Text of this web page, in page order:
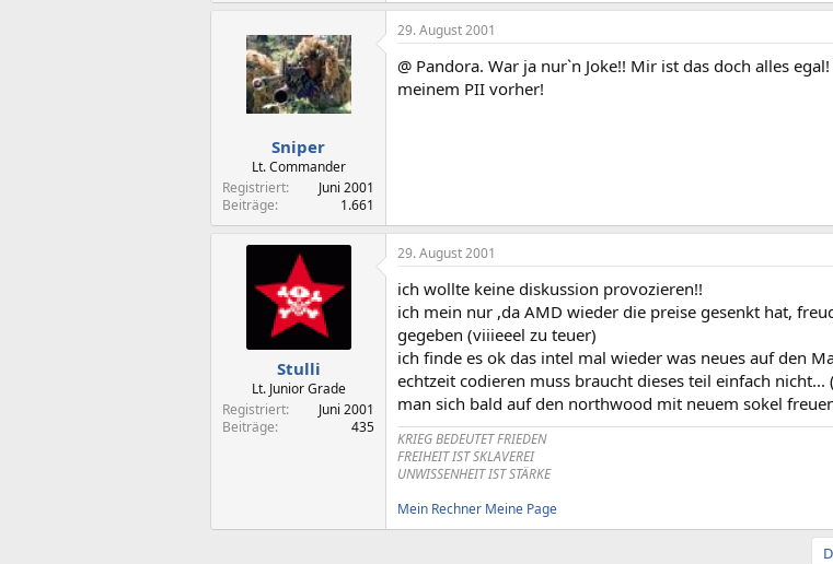
Sniper
Lt. Commander
Registriert
Juni 2001
Beiträge
1.661
29. August 2001
@ Pandora. War ja nur`n Joke!! Mir ist das doch alles
meinem PII vorher!
Stulli
Lt. Junior Grade
Registriert
Juni 2001
Beiträge
435
29. August 2001
ich wollte keine diskussion provozieren!!
ich mein nur ,da AMD wieder die preise gesenkt hat,
gegeben (viiieeel zu teuer)
ich finde es ok das intel mal wieder was neues auf den
echtzeit codieren muss braucht dieses teil einfach
man sich bald auf den northwood mit neuem sokel
KRIEG BEDEUTET FRIEDEN
FREIHEIT IST SKLAVEREI
UNWISSENHEIT IST STÄRKE
Mein Rechner Meine Page